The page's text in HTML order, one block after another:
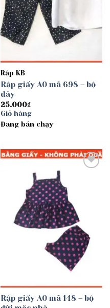
Rập KB
Rập giấy A0 mã 698 – bộ
dây
25.000₫
Giỏ hàng
Đang bán chạy
Rập giấy A0 mã 148 – bộ